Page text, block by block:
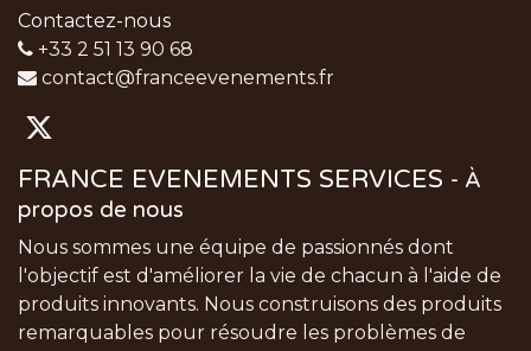
Contactez-nous
+33 2 51 13 90 68
contact@franceevenements.fr
FRANCE EVENEMENTS SERVICES - À
propos de nous
Nous sommes une équipe de passionnés dont
l'objectif est d'améliorer la vie de chacun à l'aide de
produits innovants. Nous construisons des produits
remarquables pour résoudre les problèmes de